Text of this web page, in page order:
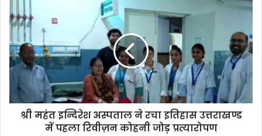
श्री महंत इन्दिरेश अस्पताल ने रचा इतिहास उत्तराखण्ड
में पहला रिवीज़न कोहनी जोड़ प्रत्यारोपण